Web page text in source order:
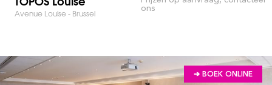
Avenue Louise - Brussel
ons
➔ BOEK ONLINE